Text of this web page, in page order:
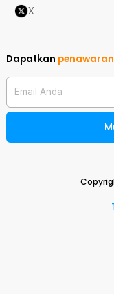
X
Dapatkan
Email Anda